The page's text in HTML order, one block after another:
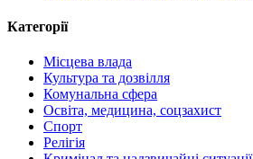
Категорії
Місцева влада
Культура та дозвілля
Комунальна сфера
Освіта, медицина, соцзахист
Спорт
Релігія